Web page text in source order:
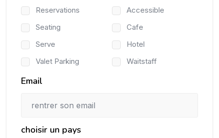
Reservations
Accessible
Seating
Cafe
Serve
Hotel
Valet Parking
Waitstaff
Email
choisir un pays